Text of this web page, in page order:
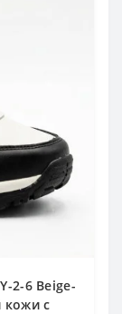
2-6 Beige-
кожи с